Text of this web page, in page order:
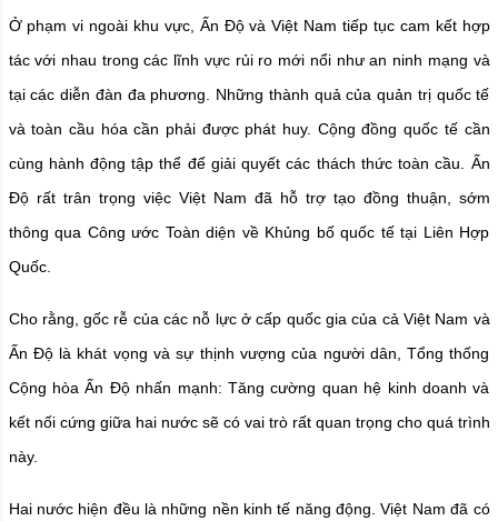
Ở phạm vi ngoài khu vực, Ấn Độ và Việt Nam tiếp tục cam kết hợp
tác với nhau trong các lĩnh vực rủi ro mới nổi như an ninh mạng và
tại các diễn đàn đa phương. Những thành quả của quản trị quốc tế
và toàn cầu hóa cần phải được phát huy. Cộng đồng quốc tế cần
cùng hành động tập thể để giải quyết các thách thức toàn cầu. Ấn
Độ rất trân trọng việc Việt Nam đã hỗ trợ tạo đồng thuận, sớm
thông qua Công ước Toàn diện về Khủng bố quốc tế tại Liên Hợp
Quốc.
Cho rằng, gốc rễ của các nỗ lực ở cấp quốc gia của cả Việt Nam và
Ấn Độ là khát vọng và sự thịnh vượng của người dân, Tổng thống
Cộng hòa Ấn Độ nhấn mạnh: Tăng cường quan hệ kinh doanh và
kết nối cứng giữa hai nước sẽ có vai trò rất quan trọng cho quá trình
này.
Hai nước hiện đều là những nền kinh tế năng động. Việt Nam đã có